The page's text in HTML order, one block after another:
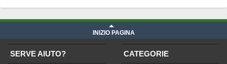
INIZIO PAGINA
SERVE AIUTO? CATEGORIE